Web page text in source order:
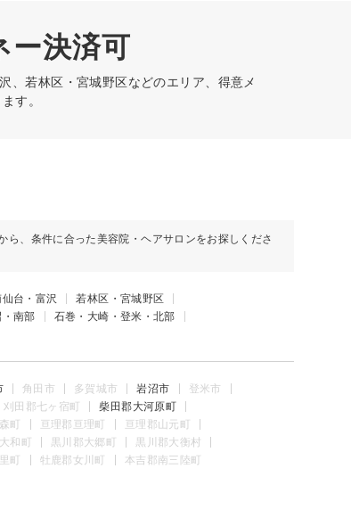
ー決済可
、若林区・宮城野区などのエリア、得意メ
す。
ら、条件に合った美容院・ヘアサロンをお探しくださ
台・富沢
若林区・宮城野区
南部
石巻・大崎・登米・北部
角田市 多賀城市 岩沼市
登米市
刈田郡七ヶ宿町
柴田郡大河原町
町 亘理郡亘理町
亘理郡山元町
和町 黒川郡大郷町
黒川郡大衡村
町 牡鹿郡女川町 本吉郡南三陸町